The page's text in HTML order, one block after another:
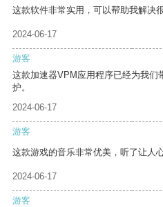
这款软件非常实用，可以帮助我解决
2024-06-17
游客
这款加速器VPM应用程序已经为我们
护。
2024-06-17
游客
这款游戏的音乐非常优美，听了让人
2024-06-17
游客